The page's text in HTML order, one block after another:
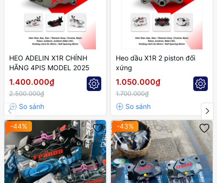
HEO ADELIN X1R CHÍNH
HÃNG 4PIS MODEL 2025
1.400.000₫
2.500.000₫
Heo dầu X1R 2 piston đối
xứng
1.050.000₫
1.700.000₫
-44% -43%